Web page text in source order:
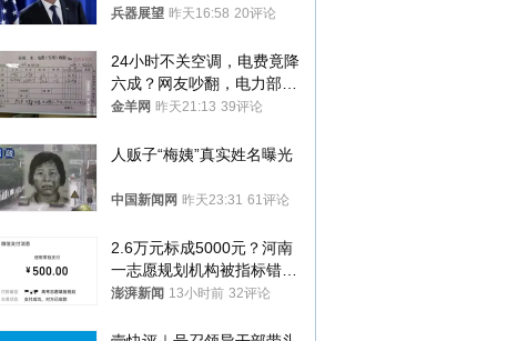
林肯措辞变了
兵器展望 昨天16:58 20评论
24小时不关空调，电费竟降
六成？网友吵翻，电力部门
回应→
金羊网 昨天21:13 39评论
人贩子“梅姨”真实姓名曝光
中国新闻网 昨天23:31 61评论
2.6万元标成5000元？河南
一志愿规划机构被指标错学
费致考生复读
澎湃新闻 13小时前 32评论